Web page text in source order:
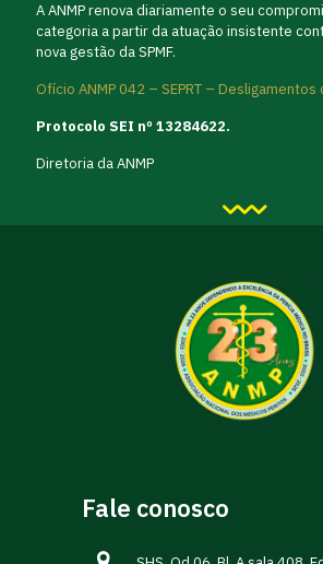
A ANMP renova diariamente o seu
categoria a partir da atuação insistente
nova gestão da SPMF.
Ofício ANMP 042 – SEPRT – Desligamentos
Protocolo SEI nº 13284622.
Diretoria da ANMP
Fale conosco